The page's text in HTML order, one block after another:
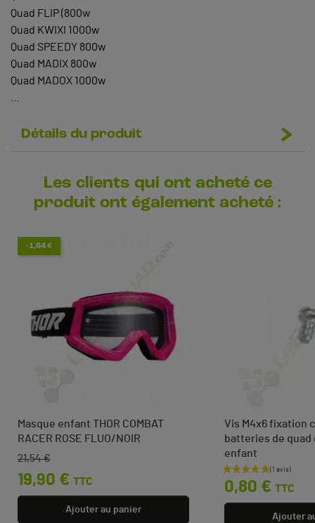
Quad FLIP (800w
Quad KWIXI 1000w
Quad SPEEDY 800w
Quad MADIX 800w
Quad MADOX 1000w
Détails du produit
Les clients qui ont acheté ce
produit ont également acheté :
-1,64 €
Masque enfant THOR COMBAT
RACER ROSE FLUO/NOIR
Prix de base
21,54 €
Prix
19,90 € TTC
Ajouter au panier
Vis M4x6 fixation
batteries de
enfant
Prix
0,80 € TTC
Ajouter